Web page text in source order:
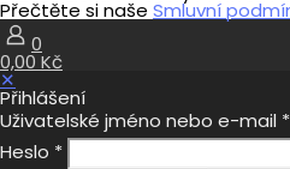
Přečtěte si naše Smluvní
0
0,00 Kč
✕
Přihlášení
Uživatelské jméno nebo e-mail *
Heslo *